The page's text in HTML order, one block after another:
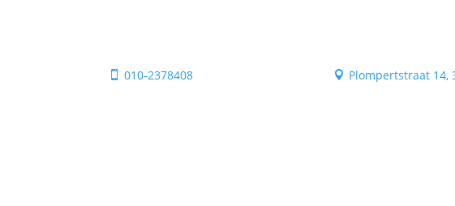
 010-2378408  Plompertstraat 14,